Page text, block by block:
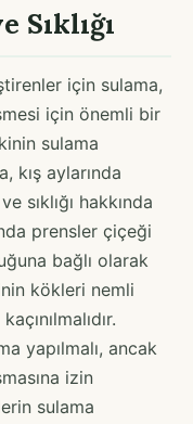
Sıklığı
için sulama,
için önemli bir
sulama
kış aylarında
sıklığı hakkında
prensler çiçeği
bağlı olarak
kökleri nemli
yapılmalı, ancak
izin
sulama